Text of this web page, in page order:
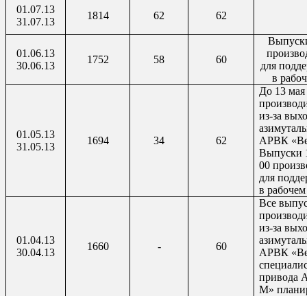
01.07.13
31.07.13
1814 62 62
01.06.13
30.06.13
1752 58 60
для
в
01.05.13
31.05.13
1694 34 62
До 13
из-за
АРВК
Выпуски
00
для
в
01.04.13
30.04.13
1660 - 60
Все
из-за
АРВК
привода
М»